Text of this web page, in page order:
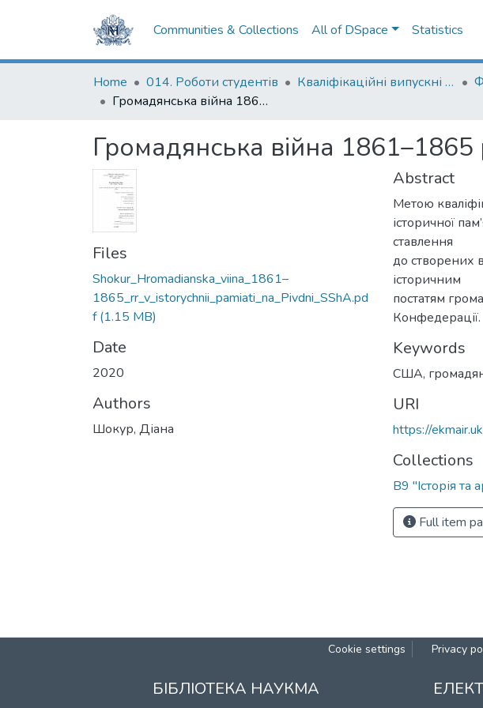
Communities & Collections All of DSpace Statistics
Home 014. Роботи студентів Кваліфікаційні випускні роботи здобувачів вищої освіти бакалаврських програм
Громадянська війна 1861–1865 рр. в історичній пам’яті на Півдні США
Громадянська війна 1861–1865
Files
Shokur_Hromadianska_viina_1861–
1865_rr_v_istorychnii_pamiati_na_Pivdni_SShA.pd
f(1.15 MB)
Date
2020
Authors
Шокур, Діана
Abstract
Метою
історичної
ставлення
до створених
історичним
постатям
Конфедерації.
Keywords
США,
URI
https://
Collections
В9 "Історія та
Full item
Cookie settings Privacy
БІБЛІОТЕКА НАУКМА